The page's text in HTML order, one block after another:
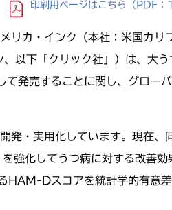
印刷用ページはこちら （PDF
リカ・インク（本社：米国カリ
以下「クリック社」）は、大う
発売することに関し、グロー
発・実用化しています。現在、
強化してうつ病に対する改善効
HAM-Dスコアを統計学的有意